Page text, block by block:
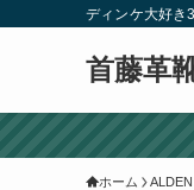
ディンケ大好き
首藤革
ホーム ALDEN